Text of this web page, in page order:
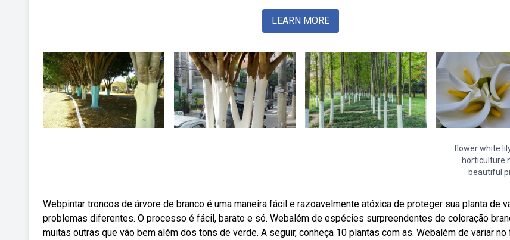
LEARN MORE
flower white
horticulture
beautiful
Webpintar troncos de árvore de branco é uma maneira fácil e razoavelmente atóxica de proteger sua planta de
problemas diferentes. O processo é fácil, barato e só. Webalém de espécies surpreendentes de coloração
muitas outras que vão bem além dos tons de verde. A seguir, conheça 10 plantas com as. Webalém de variar no